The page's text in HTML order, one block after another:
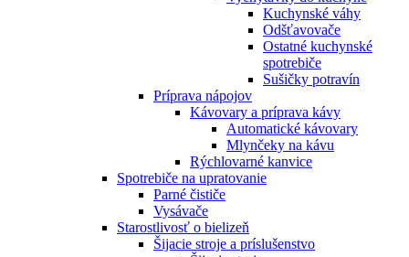
Kuchynské váhy
Odšťavovače
Ostatné kuchynské
spotrebiče
Sušičky potravín
Príprava nápojov
Kávovary a príprava kávy
Automatické kávovary
Mlynčeky na kávu
Rýchlovarné kanvice
Spotrebiče na upratovanie
Parné čističe
Vysávače
Starostlivosť o bielizeň
Šijacie stroje a príslušenstvo